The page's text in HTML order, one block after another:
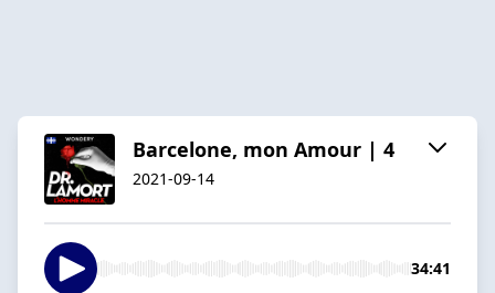
Barcelone, mon Amour | 4
2021-09-14
34:41